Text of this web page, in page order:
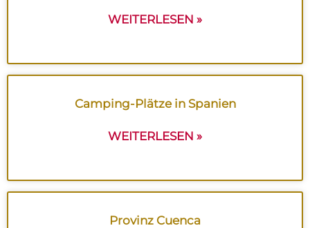
WEITERLESEN »
Camping-Plätze in Spanien
WEITERLESEN »
Provinz Cuenca